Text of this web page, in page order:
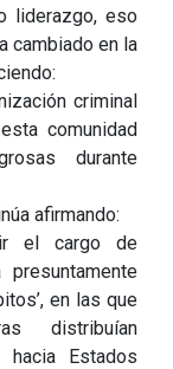
liderazgo, eso
cambiado en la
criminal
comunidad
durante
afirmando:
el cargo de
presuntamente
en las que
distribuían
Estados